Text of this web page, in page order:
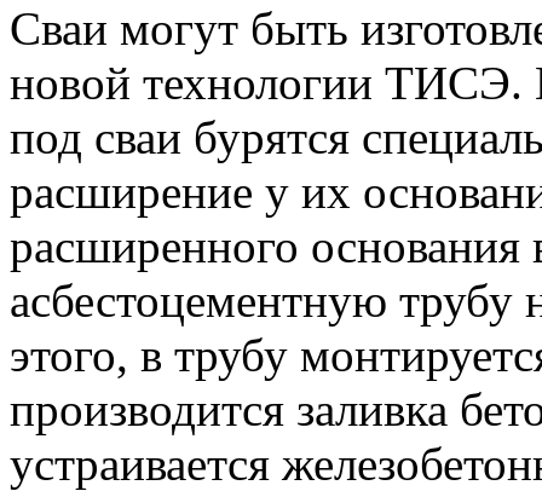
Сваи могут быть
новой технологии ТИСЭ.
под сваи бурятся
расширение у их
расширенного основания
асбестоцементную
этого, в трубу
производится заливка
устраивается